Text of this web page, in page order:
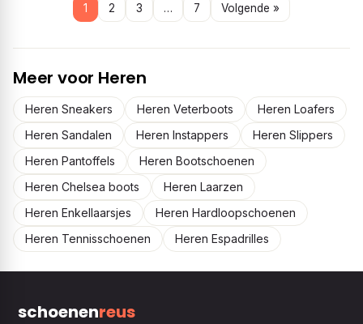
1 2 3 … 7 Volgende »
Meer voor Heren
Heren Sneakers Heren Veterboots
Heren Loafers
Heren Sandalen
Heren Instappers
Heren Slippers
Heren Pantoffels
Heren Bootschoenen
Heren Chelsea boots
Heren Laarzen
Heren Enkellaarsjes
Heren Hardloopschoenen
Heren Tennisschoenen
Heren Espadrilles
schoenenreus